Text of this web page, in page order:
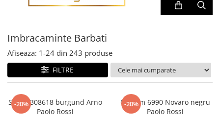
Rochii matase naturala
Rochii casual
Pantaloni dama
Fuste dama
Sacouri dama
Compleuri dama
Accesorii barbati
Fulare barbati
Tricouri barbati
Tricotaje
Imbracaminte sport barbati
Costume barbati
Cravate
Imbracaminte Barbati
Afiseaza: 1-24 din 243 produse
FILTRE
-20%
Sacou 308618 burgund Arno
Paolo Rossi
-20%
Costum 6990 Novaro negru
Paolo Rossi